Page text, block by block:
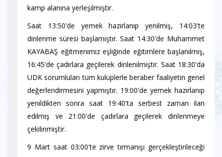
kamp alanına yerleşilmiştir.
Saat 13:50'de yemek hazırlanıp yenilmiş, 14:03'te
dinlenme süresi başlamıştır. Saat 14:30'de Muhammet
KAYABAŞ eğitmenimiz eşliğinde eğitimlere başlanılmış,
16:45'de çadırlara geçilerek dinlenilmiştir. Saat 18:30'da
UDK sorumluları tüm kulüplerle beraber faaliyetin genel
değerlendirmesini yapmıştır. 19:00'de yemek hazırlanıp
yenildikten sonra saat 19:40'ta serbest zaman ilan
edilmiş ve 21:00'de çadırlara geçilerek dinlenmeye
çekilinmiştir.
9 Mart saat 03:00'te zirve tırmanışı gerçekleştirileceği